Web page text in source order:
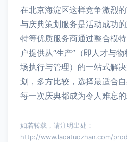
在北京海淀区这样竞争激烈
与庆典策划服务是活动成功
特等优质服务商通过整合模
户提供从“生产”（即人才与
场执行与管理）的一站式解
划，多方比较，选择最适合
每一次庆典都成为令人难忘的
如若转载，请注明出处：
http://www.laoatuozhan.com/